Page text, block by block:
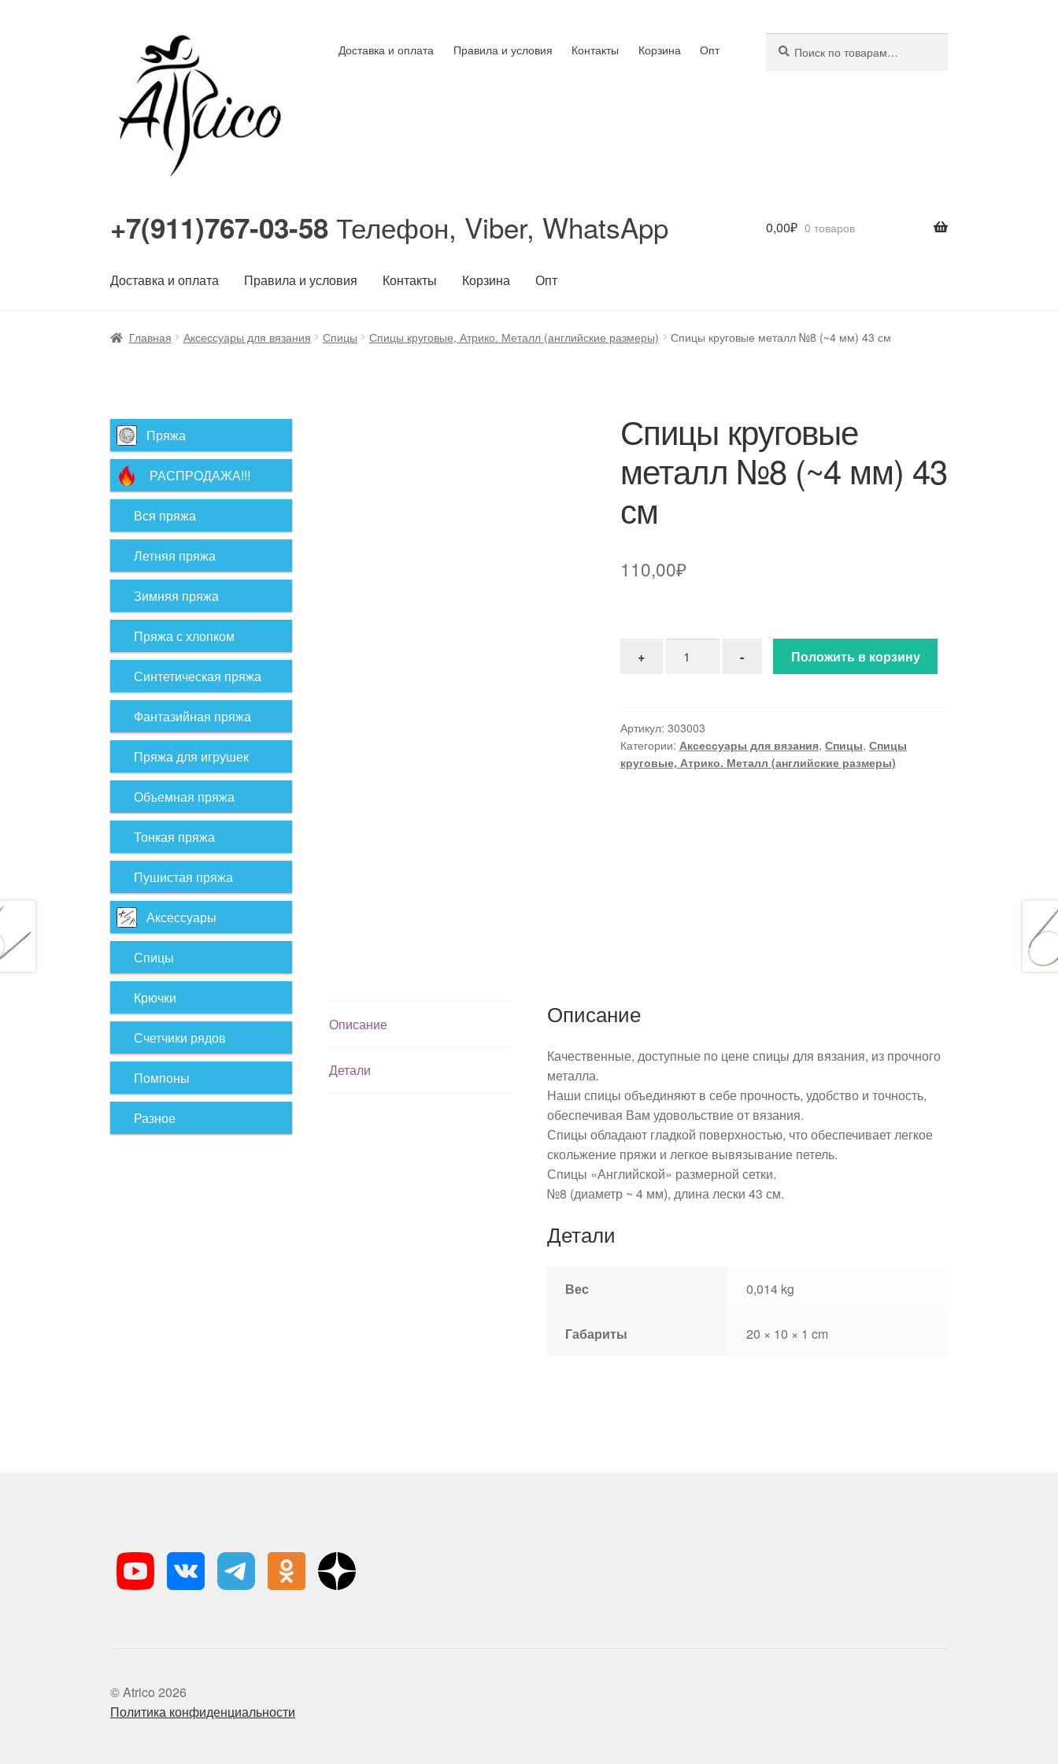
Перейти
навигации
Перейти
содержимому
Доставка и оплата Правила и условия Контакты Корзина Опт
+7(911)767-03-58 Телефон, Viber, WhatsApp
Доставка и оплата Правила и условия Контакты Корзина Опт
0,00₽ 0 товаров
Главная Аксессуары для вязания Спицы Спицы круговые, Атрико. Металл (английские размеры) Спицы круговые металл №8 (~4 мм) 43 см
Спицы круговые
металл №8 (~4 мм) 43
см
110,00₽
+ Количество товара Спицы круговые металл №8 (~4 мм) 43 см
- Положить в корзину
Артикул: 303003
Категории: Аксессуары для вязания, Спицы, Спицы
круговые, Атрико. Металл (английские размеры)
Описание
Детали
Описание
Качественные, доступные по цене спицы для вязания, из прочного
металла.
Наши спицы объединяют в себе прочность, удобство и точность,
обеспечивая Вам удовольствие от вязания.
Спицы обладают гладкой поверхностью, что обеспечивает легкое
скольжение пряжи и легкое вывязывание петель.
Спицы «Английской» размерной сетки.
№8 (диаметр ~ 4 мм), длина лески 43 см.
Детали
Вес 0,014 kg
Габариты 20 × 10 × 1 cm
Пряжа
РАСПРОДАЖА!!!
Вся пряжа
Летняя пряжа
Зимняя пряжа
Пряжа с хлопком
Синтетическая пряжа
Фантазийная пряжа
Пряжа для игрушек
Объемная пряжа
Тонкая пряжа
Пушистая пряжа
Аксессуары
Спицы
Крючки
Счетчики рядов
Помпоны
Разное
© Atrico 2026
Политика конфиденциальности